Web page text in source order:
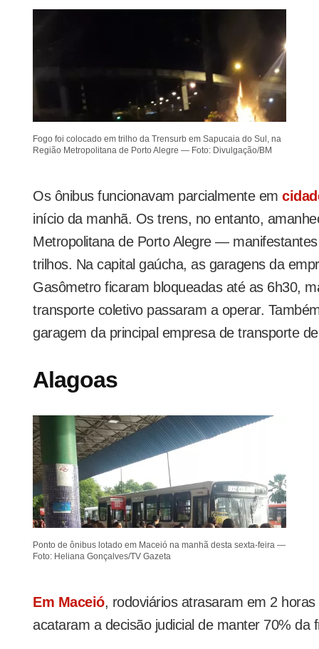
Fogo foi colocado em trilho da Trensurb em Sapucaia do Sul, na
Região Metropolitana de Porto Alegre — Foto: Divulgação/BM
Os ônibus funcionavam parcialmente em
início da manhã. Os trens, no entanto,
Metropolitana de Porto Alegre —
trilhos. Na capital gaúcha, as garagens da
Gasômetro ficaram bloqueadas até as 6h30,
transporte coletivo passaram a operar.
garagem da principal empresa de transporte
Alagoas
Ponto de ônibus lotado em Maceió na manhã desta sexta-feira —
Foto: Heliana Gonçalves/TV Gazeta
Em Maceió, rodoviários atrasaram em 2
acataram a decisão judicial de manter 70% da